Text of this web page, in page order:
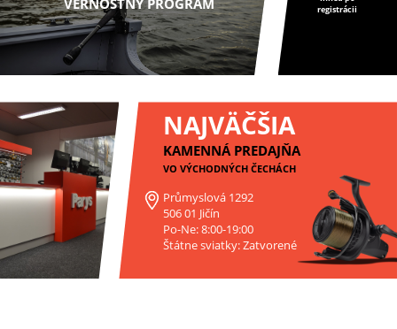
VERNOSTNÝ PROGRAM
registrácii
NAJVÄČŠIA
KAMENNÁ PREDAJŇA
VO VÝCHODNÝCH ČECHÁCH
Průmyslová 1292
506 01 Jičín
Po-Ne: 8:00-19:00
Štátne sviatky: Zatvorené